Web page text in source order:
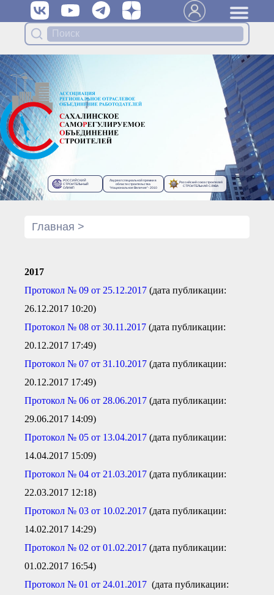
Органы управления Ассоциации
● Общее собрание членов
● Генеральный директор
Специализированные органы
● Контрольный комитет
● Дисциплинарный комитет
● Архив
Протоколы органов управления
● Организационные
документы
● Сбор предложений во
внутренние документы
Компенсационный фонд
Ассоциации
«Сахалинстрой»
осуществляющих
работодателей
Застройщиков
● Реестр членов
● Реестр членов СРО
РОССИЙСКИЙ
СТРОИТЕЛЬНЫЙ
ОЛИМП
Лауреат специальной премии в
области строительства
“Национальное Величие”- 2010
Российский союз строителей
СТРОИТЕЛЬНАЯ СЛАВА
Главная >
2017
Протокол № 09 от 25.12.2017 (дата публикации:
26.12.2017 10:20)
Протокол № 08 от 30.11.2017 (дата публикации:
20.12.2017 17:49)
Протокол № 07 от 31.10.2017 (дата публикации:
20.12.2017 17:49)
Протокол № 06 от 28.06.2017 (дата публикации:
29.06.2017 14:09)
Протокол № 05 от 13.04.2017 (дата публикации:
14.04.2017 15:09)
Протокол № 04 от 21.03.2017 (дата публикации:
22.03.2017 12:18)
Протокол № 03 от 10.02.2017 (дата публикации:
14.02.2017 14:29)
Протокол № 02 от 01.02.2017 (дата публикации:
01.02.2017 16:54)
Протокол № 01 от 24.01.2017 (дата публикации: